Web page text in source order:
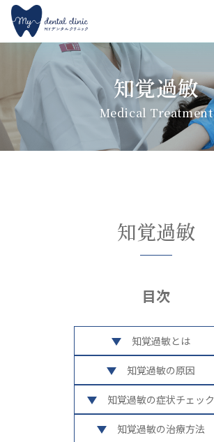
MYデンタルクリニック渋谷 TOP
知覚過敏
Medical Treatment
知覚過敏
目次
知覚過敏とは
知覚過敏の原因
知覚過敏の症状チェック
知覚過敏の治療方法